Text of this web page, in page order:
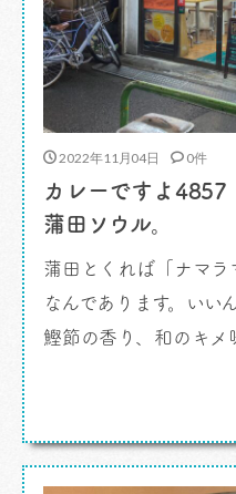
2022年11月04日 0件
カレーですよ
蒲田ソウル。
蒲田とくれば「ナマラ
なんであります。いい
鰹節の香り、和のキ
はいえやっていない
インディアンもやって